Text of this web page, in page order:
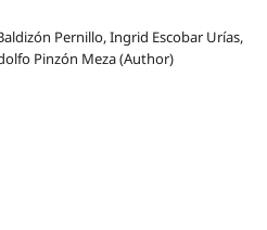
Pernillo, Ingrid Escobar Urías,
Pinzón Meza (Author)